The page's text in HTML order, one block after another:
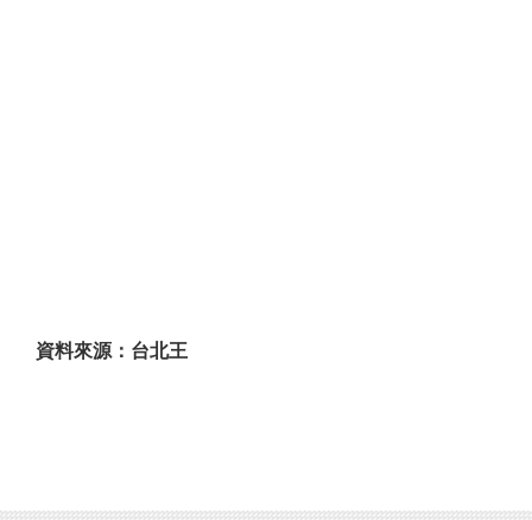
資料來源：台北王